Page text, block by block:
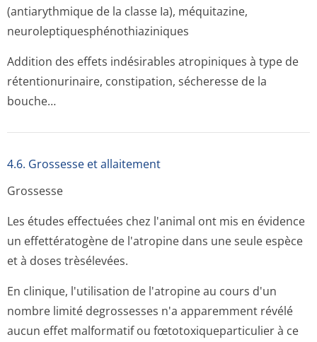
(antiarythmique de la classe Ia), méquitazine,
neuroleptiques­phénothiazini­ques
Addition des effets indésirables atropiniques à type de
rétentionurinaire, constipation, sécheresse de la
bouche…
4.6. Grossesse et allaitement
Grossesse
Les études effectuées chez l'animal ont mis en évidence
un effettératogène de l'atropine dans une seule espèce
et à doses trèsélevées.
En clinique, l'utilisation de l'atropine au cours d'un
nombre limité degrossesses n'a apparemment révélé
aucun effet malformatif ou fœtotoxiquepar­ticulier à ce